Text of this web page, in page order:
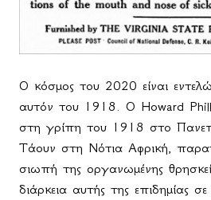
Ο κόσμος του 2020 είναι
αυτόν του 1918. Ο Howard
στη γρίπη του 1918 στο
Τάουν στη Νότια Αφρική,
σιωπή της οργανωμένης
διάρκεια αυτής της επιδημίας